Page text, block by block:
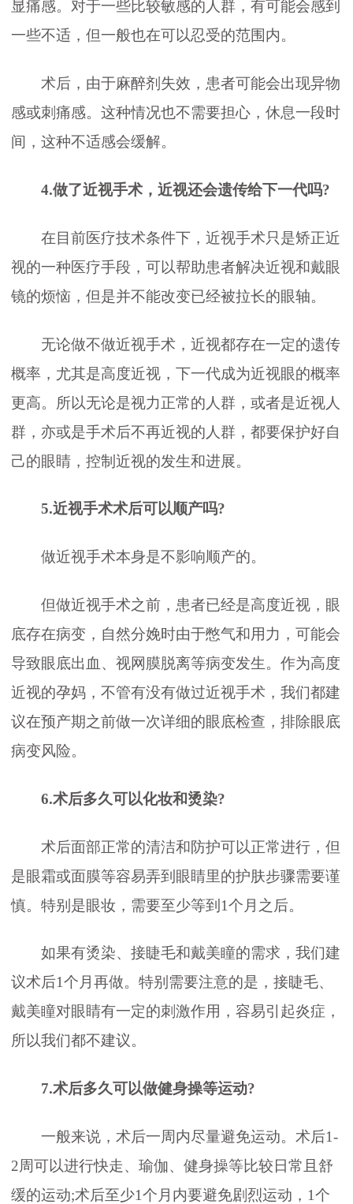
显痛感。对于一些比较敏感的人群，有可能会感到
一些不适，但一般也在可以忍受的范围内。
术后，由于麻醉剂失效，患者可能会出现异物
感或刺痛感。这种情况也不需要担心，休息一段时
间，这种不适感会缓解。
4.做了近视手术，近视还会遗传给下一代吗?
在目前医疗技术条件下，近视手术只是矫正近
视的一种医疗手段，可以帮助患者解决近视和戴眼
镜的烦恼，但是并不能改变已经被拉长的眼轴。
无论做不做近视手术，近视都存在一定的遗传
概率，尤其是高度近视，下一代成为近视眼的概率
更高。所以无论是视力正常的人群，或者是近视人
群，亦或是手术后不再近视的人群，都要保护好自
己的眼睛，控制近视的发生和进展。
5.近视手术术后可以顺产吗?
做近视手术本身是不影响顺产的。
但做近视手术之前，患者已经是高度近视，眼
底存在病变，自然分娩时由于憋气和用力，可能会
导致眼底出血、视网膜脱离等病变发生。作为高度
近视的孕妈，不管有没有做过近视手术，我们都建
议在预产期之前做一次详细的眼底检查，排除眼底
病变风险。
6.术后多久可以化妆和烫染?
术后面部正常的清洁和防护可以正常进行，但
是眼霜或面膜等容易弄到眼睛里的护肤步骤需要谨
慎。特别是眼妆，需要至少等到1个月之后。
如果有烫染、接睫毛和戴美瞳的需求，我们建
议术后1个月再做。特别需要注意的是，接睫毛、
戴美瞳对眼睛有一定的刺激作用，容易引起炎症，
所以我们都不建议。
7.术后多久可以做健身操等运动?
一般来说，术后一周内尽量避免运动。术后1-
2周可以进行快走、瑜伽、健身操等比较日常且舒
缓的运动;术后至少1个月内要避免剧烈运动，1个